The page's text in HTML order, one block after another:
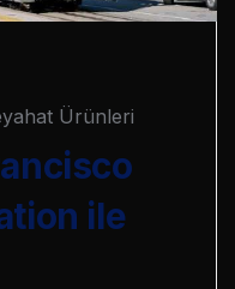
Ürünleri
ile